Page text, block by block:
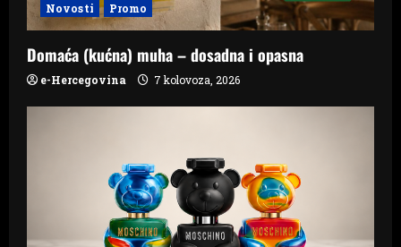
Novosti Promo
Domaća (kućna) muha – dosadna i opasna
e-Hercegovina 7 kolovoza, 2026